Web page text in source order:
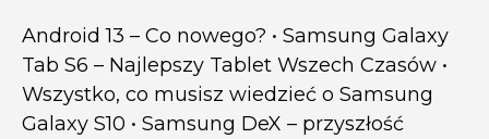
Android 13 – Co nowego? • Samsung Galaxy
Tab S6 – Najlepszy Tablet Wszech Czasów •
Wszystko, co musisz wiedzieć o Samsung
Galaxy S10 • Samsung DeX – przyszłość